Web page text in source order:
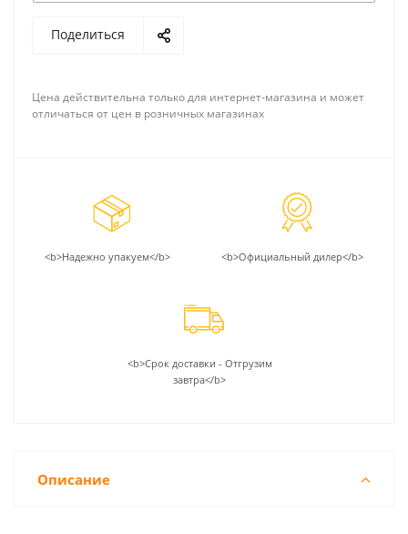
Поделиться
Цена действительна только для интернет-магазина и может
отличаться от цен в розничных магазинах
<b>Надежно упакуем</b> <b>Официальный дилер</b>
<b>Срок доставки - Отгрузим
завтра</b>
Описание